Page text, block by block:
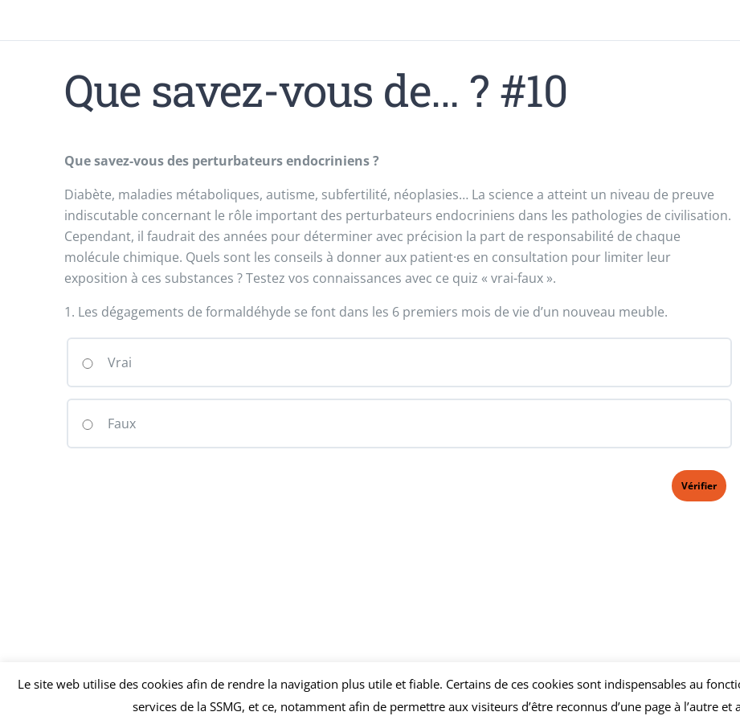
Que savez-vous de… ? #10
Que savez-vous des perturbateurs endocriniens ?
Diabète, maladies métaboliques, autisme, subfertilité, néoplasies… La science a atteint un niveau de preuve
indiscutable concernant le rôle important des perturbateurs endocriniens dans les pathologies de civilisation.
Cependant, il faudrait des années pour déterminer avec précision la part de responsabilité de chaque
molécule chimique. Quels sont les conseils à donner aux patient·es en consultation pour limiter leur
exposition à ces substances ? Testez vos connaissances avec ce quiz « vrai-faux ».
1. Les dégagements de formaldéhyde se font dans les 6 premiers mois de vie d’un nouveau meuble.
Vrai
Faux
Le site web utilise des cookies afin de rendre la navigation plus utile et fiable. Certains de ces cookies sont indispensables au
services de la SSMG, et ce, notamment afin de permettre aux visiteurs d’être reconnus d’une page à l’autre